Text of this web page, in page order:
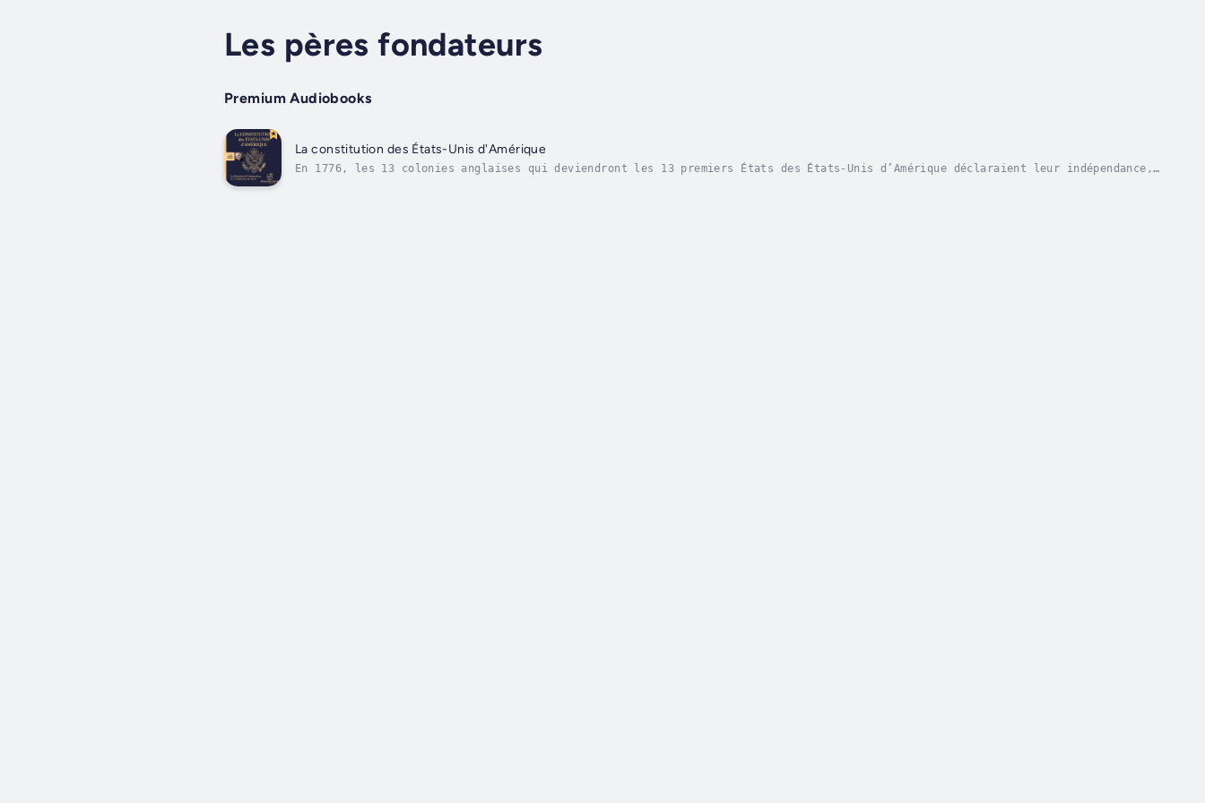
Les pères fondateurs
Premium Audiobooks
La constitution des États-Unis d'Amérique
En 1776, les 13 colonies anglaises qui deviendront les 13 premiers États des États-Unis d’Amérique déclaraient leur indépendance,